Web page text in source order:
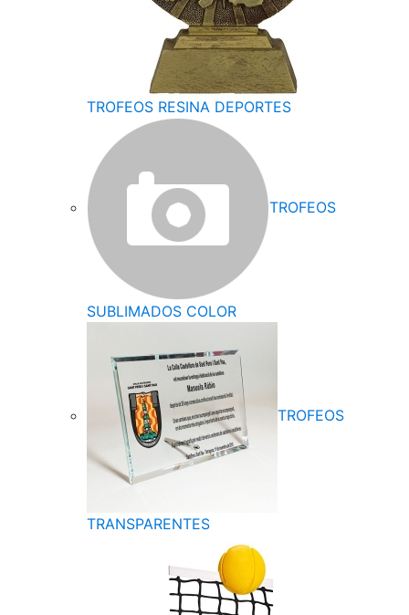
TROFEOS RESINA DEPORTES
TROFEOS
SUBLIMADOS COLOR
TROFEOS
TRANSPARENTES